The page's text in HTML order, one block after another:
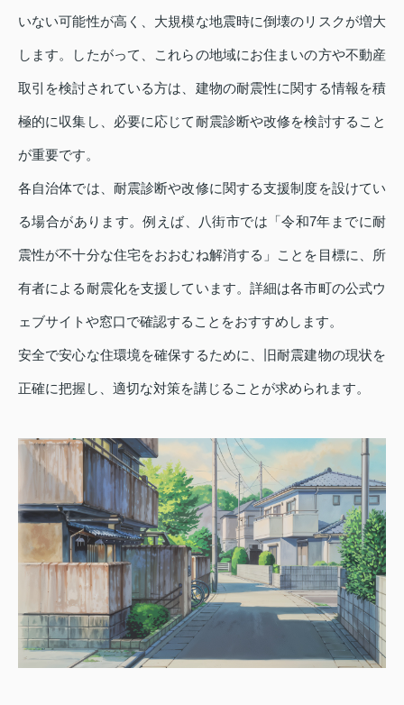
いない可能性が高く、大規模な地震時に倒壊のリスクが増大
します。したがって、これらの地域にお住まいの方や不動産
取引を検討されている方は、建物の耐震性に関する情報を積
極的に収集し、必要に応じて耐震診断や改修を検討すること
が重要です。
各自治体では、耐震診断や改修に関する支援制度を設けてい
る場合があります。例えば、八街市では「令和7年までに耐
震性が不十分な住宅をおおむね解消する」ことを目標に、所
有者による耐震化を支援しています。詳細は各市町の公式ウ
ェブサイトや窓口で確認することをおすすめします。
安全で安心な住環境を確保するために、旧耐震建物の現状を
正確に把握し、適切な対策を講じることが求められます。